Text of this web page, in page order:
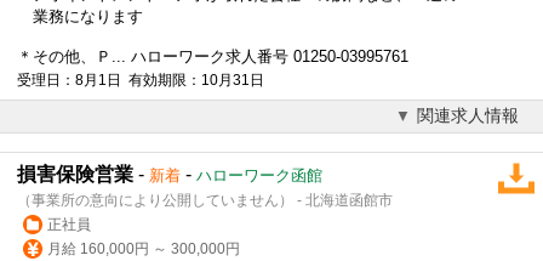
業務になります
＊その他、Ｐ... ハローワーク求人番号 01250-03995761
受理日：8月1日 有効期限：10月31日
関連求人情報
損害保険営業 - 新着 - ハローワーク函館
（事業所の意向により公開していません） - 北海道函館市
正社員
月給 160,000円 ～ 300,000円